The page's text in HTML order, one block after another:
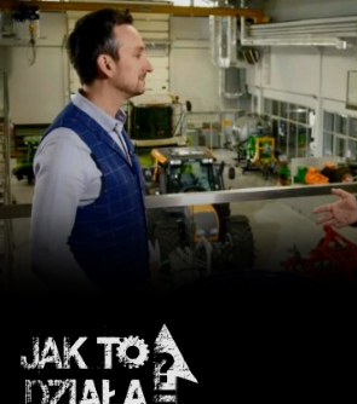
Jak to działa?